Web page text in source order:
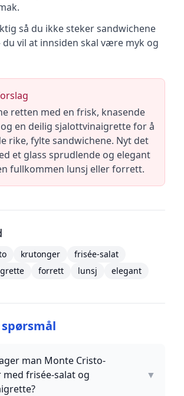
så du ikke steker sandwichene
du vil at innsiden skal være myk og
retten med en frisk, knasende
en deilig sjalottvinaigrette for å
rike, fylte sandwichene. Nyt det
et glass sprudlende og elegant
fullkommen lunsj eller forrett.
krutonger
frisée-salat
forrett lunsj elegant
man Monte Cristo-
frisée-salat og
▼